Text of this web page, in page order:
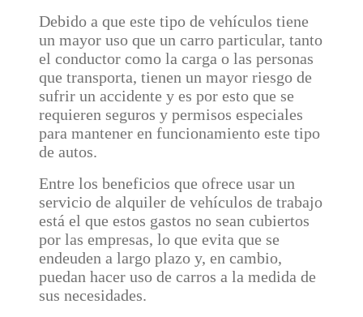
Debido a que este tipo de vehículos tiene
un mayor uso que un carro particular, tanto
el conductor como la carga o las personas
que transporta, tienen un mayor riesgo de
sufrir un accidente y es por esto que se
requieren seguros y permisos especiales
para mantener en funcionamiento este tipo
de autos.
Entre los beneficios que ofrece usar un
servicio de alquiler de vehículos de trabajo
está el que estos gastos no sean cubiertos
por las empresas, lo que evita que se
endeuden a largo plazo y, en cambio,
puedan hacer uso de carros a la medida de
sus necesidades.